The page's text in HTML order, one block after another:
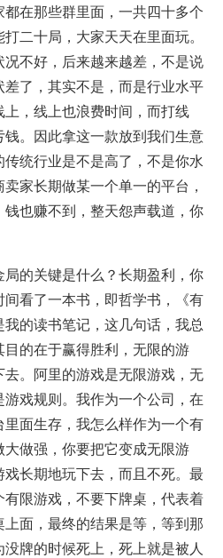
在那些群里面，一共四十多个
二十局，大家天天在里面玩。
不好，后来越来越差，不是说
了，其实不是，而是行业水平
，线上也浪费时间，而打线
。因此拿这一款放到我们生意
传统行业是不是高了，不是你水
家长期做某一个单一的平台，
也赚不到，整天怨声载道，你
的关键是什么？长期盈利，你
看了一本书，即哲学书，《有
的读书笔记，这几句话，我总
的在于赢得胜利，无限的游
。阿里的游戏是无限游戏，无
戏规则。我作为一个公司，在
面生存，我怎么样作为一个有
做强，你要把它变成无限游
长期地玩下去，而且不死。最
限游戏，不要下牌桌，代表着
面，最终的结果是等，等到那
牌的时候死上，死上就是被人